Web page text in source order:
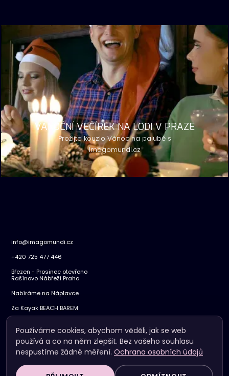
VÁNOČNÍ VEČÍREK NA LODI V PRAZE
Prožijte kouzlo Vánoc na palubě s
Imagomundi.cz
info@imagomundi.cz
+420 725 477 446
Březen - Prosinec otevřeno
Rašínovo Nábřeží Praha
Nabíráme na Náplavce
Za Kayak BEACH BAREM
VOP
OCHRANA OSOBNÍCH ÚDAJŮ
Používáme cookies, abychom věděli, jak se web
používá a co na něm zlepšit. Bez vašeho souhlasu
nespustíme žádné měření. Ochrana osobních údajů